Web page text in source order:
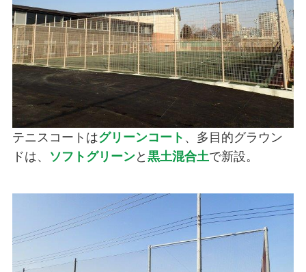
テニスコートはグリーンコート 、多目的グラウン
ドは、
ソフトグリーンと 黒土混合土で新設。